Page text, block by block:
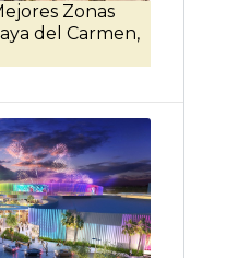
Zonas
del Carmen,